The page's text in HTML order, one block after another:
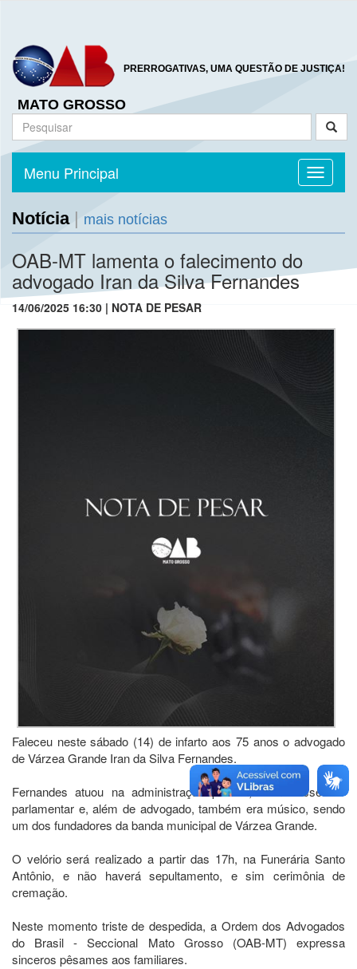
PRERROGATIVAS, UMA QUESTÃO DE JUSTIÇA!
MATO GROSSO
Toggle
Menu Principal
Notícia| mais notícias
OAB-MT lamenta o falecimento do
advogado Iran da Silva Fernandes
14/06/2025 16:30 | NOTA DE PESAR
Faleceu neste sábado (14) de infarto aos 75 anos o advogado
de Várzea Grande Iran da Silva Fernandes.
Fernandes atuou na administração pública, como assessor
parlamentar e, além de advogado, também era músico, sendo
um dos fundadores da banda municipal de Várzea Grande.
O velório será realizado a partir das 17h, na Funerária Santo
Antônio, e não haverá sepultamento, e sim cerimônia de
cremação.
Neste momento triste de despedida, a Ordem dos Advogados
do Brasil - Seccional Mato Grosso (OAB-MT) expressa
sinceros pêsames aos familiares.